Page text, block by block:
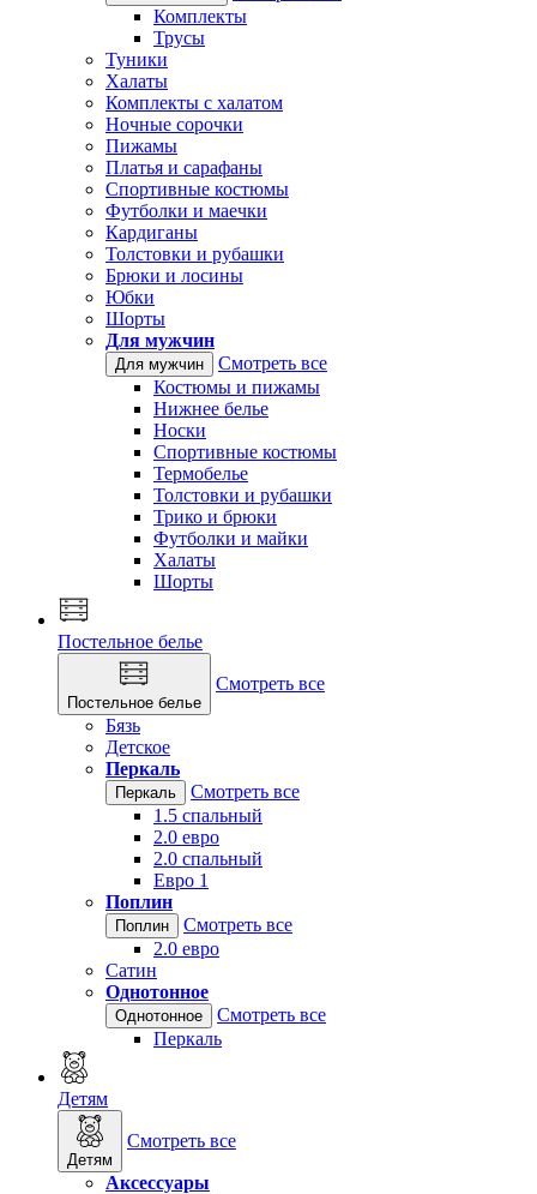
Комплекты
Трусы
Туники
Халаты
Комплекты с халатом
Ночные сорочки
Пижамы
Платья и сарафаны
Спортивные костюмы
Футболки и маечки
Кардиганы
Толстовки и рубашки
Брюки и лосины
Юбки
Шорты
Для мужчин
Для мужчин
Смотреть все
Костюмы и пижамы
Нижнее белье
Носки
Спортивные костюмы
Термобелье
Толстовки и рубашки
Трико и брюки
Футболки и майки
Халаты
Шорты
Постельное белье
Постельное белье
Смотреть все
Бязь
Детское
Перкаль
Перкаль
Смотреть все
1.5 спальный
2.0 евро
2.0 спальный
Евро 1
Поплин
Поплин
Смотреть все
2.0 евро
Сатин
Однотонное
Однотонное
Смотреть все
Перкаль
Детям
Детям
Смотреть все
Аксессуары